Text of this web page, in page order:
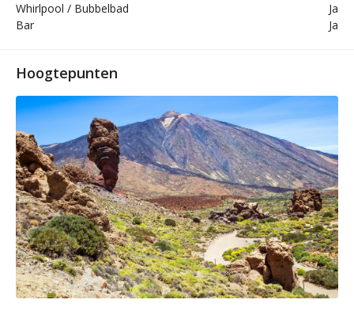
Whirlpool / Bubbelbad
Ja
Bar
Ja
Hoogtepunten